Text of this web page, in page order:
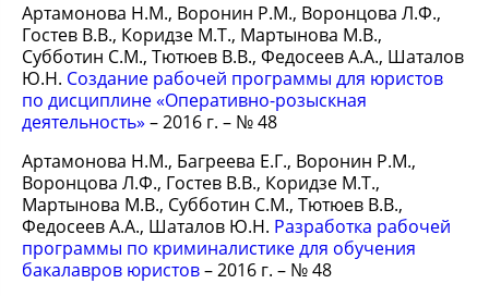
Артамонова Н.М., Воронин Р.М., Воронцова Л.Ф.,
Гостев В.В., Коридзе М.Т., Мартынова М.В.,
Субботин С.М., Тютюев В.В., Федосеев А.А., Шаталов
Ю.Н. Создание рабочей программы для юристов
по дисциплине «Оперативно-розыскная
деятельность» – 2016 г. – № 48
Артамонова Н.М., Багреева Е.Г., Воронин Р.М.,
Воронцова Л.Ф., Гостев В.В., Коридзе М.Т.,
Мартынова М.В., Субботин С.М., Тютюев В.В.,
Федосеев А.А., Шаталов Ю.Н. Разработка рабочей
программы по криминалистике для обучения
бакалавров юристов– 2016 г. – № 48